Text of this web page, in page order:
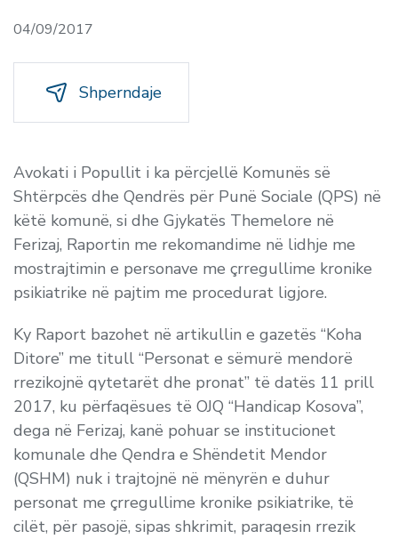
04/09/2017
Shperndaje
Avokati i Popullit i ka përcjellë Komunës së
Shtërpcës dhe Qendrës për Punë Sociale (QPS) në
këtë komunë, si dhe Gjykatës Themelore në
Ferizaj, Raportin me rekomandime në lidhje me
mostrajtimin e personave me çrregullime kronike
psikiatrike në pajtim me procedurat ligjore.
Ky Raport bazohet në artikullin e gazetës “Koha
Ditore” me titull “Personat e sëmurë mendorë
rrezikojnë qytetarët dhe pronat” të datës 11 prill
2017, ku përfaqësues të OJQ “Handicap Kosova”,
dega në Ferizaj, kanë pohuar se institucionet
komunale dhe Qendra e Shëndetit Mendor
(QSHM) nuk i trajtojnë në mënyrën e duhur
personat me çrregullime kronike psikiatrike, të
cilët, për pasojë, sipas shkrimit, paraqesin rrezik